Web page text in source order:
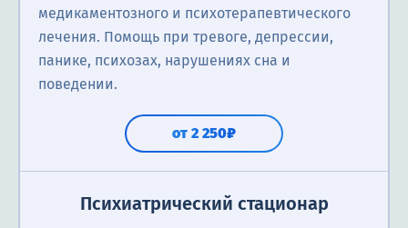
медикаментозного и психотерапевтического
лечения. Помощь при тревоге, депрессии,
панике, психозах, нарушениях сна и
поведении.
от 2 250₽
Психиатрический стационар